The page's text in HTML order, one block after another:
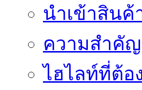
นำเข้าสินค้
ความสำคัญ
ไฮไลท์ที่ต้อ